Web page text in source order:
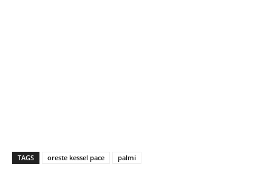
TAGS oreste kessel pace palmi